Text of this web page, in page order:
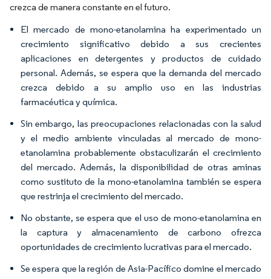
crezca de manera constante en el futuro.
El mercado de mono-etanolamina ha experimentado un
crecimiento significativo debido a sus crecientes
aplicaciones en detergentes y productos de cuidado
personal. Además, se espera que la demanda del mercado
crezca debido a su amplio uso en las industrias
farmacéutica y química.
Sin embargo, las preocupaciones relacionadas con la salud
y el medio ambiente vinculadas al mercado de mono-
etanolamina probablemente obstaculizarán el crecimiento
del mercado. Además, la disponibilidad de otras aminas
como sustituto de la mono-etanolamina también se espera
que restrinja el crecimiento del mercado.
No obstante, se espera que el uso de mono-etanolamina en
la captura y almacenamiento de carbono ofrezca
oportunidades de crecimiento lucrativas para el mercado.
Se espera que la región de Asia-Pacífico domine el mercado